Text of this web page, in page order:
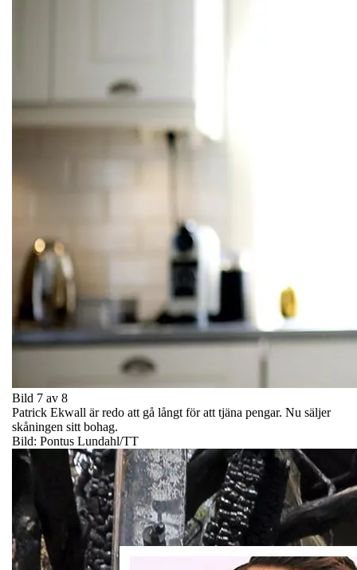
Bild 7 av 8
Patrick Ekwall är redo att gå långt för att tjäna pengar. Nu säljer
skåningen sitt bohag.
Bild: Pontus Lundahl/TT